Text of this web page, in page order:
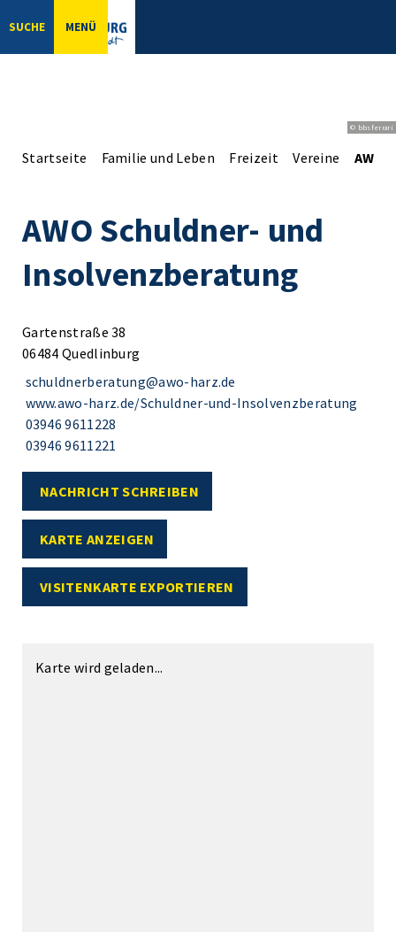
SUCHE MENÜ
© bbsferrari
Startseite Familie und Leben Freizeit Vereine AWO
AWO Schuldner- und
Insolvenzberatung
Gartenstraße 38
06484 Quedlinburg
schuldnerberatung@awo-harz.de
www.awo-harz.de/Schuldner-und-Insolvenzberatung
03946 9611228
03946 9611221
NACHRICHT SCHREIBEN
KARTE ANZEIGEN
VISITENKARTE EXPORTIEREN
Karte wird geladen...